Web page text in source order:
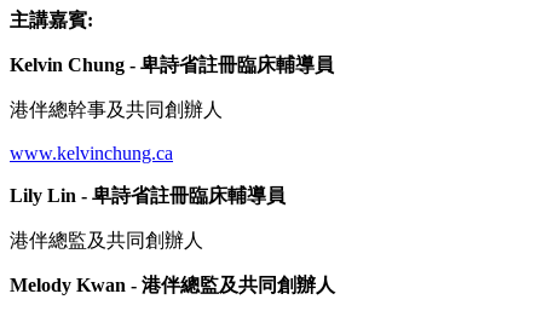
主講嘉賓:
Kelvin Chung - 卑詩省註冊臨床輔導員
港伴總幹事及共同創辦人
www.kelvinchung.ca
Lily Lin - 卑詩省註冊臨床輔導員
港伴總監及共同創辦人
Melody Kwan - 港伴總監及共同創辦人